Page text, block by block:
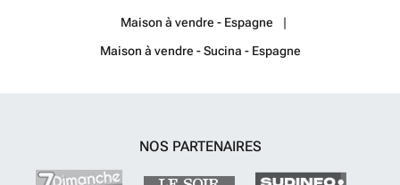
Maison à vendre - Espagne
Maison à vendre - Sucina - Espagne
NOS PARTENAIRES